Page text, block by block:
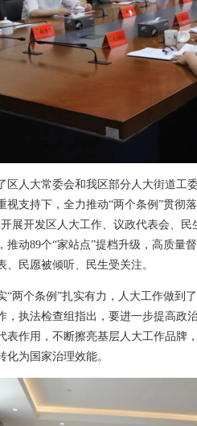
区人大常委会和我区部分人大街道工
视支持下，全力推动“两个条例”贯彻
展开发区人大工作、议政代表会、
动89个“家站点”提档升级，高质量
民愿被倾听、民生受关注。
“两个条例”扎实有力，人大工作做到
，执法检查组指出，要进一步提高政
表作用，不断擦亮基层人大工作品牌
为国家治理效能。